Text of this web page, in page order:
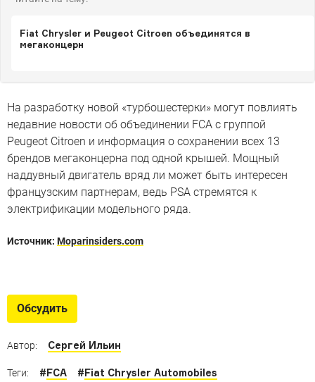
Fiat Chrysler и Peugeot Citroen объединятся в
мегаконцерн
На разработку новой «турбошестерки» могут повлиять
недавние новости об объединении FCA с группой
Peugeot Citroen и информация о сохранении всех 13
брендов мегаконцерна под одной крышей. Мощный
наддувный двигатель вряд ли может быть интересен
французским партнерам, ведь PSA стремятся к
электрификации модельного ряда.
Источник: Moparinsiders.com
Пикапы против электромобилей — неожиданные итоги
Обсудить
Автор: Сергей Ильин
Теги: #FCA #Fiat Chrysler Automobiles